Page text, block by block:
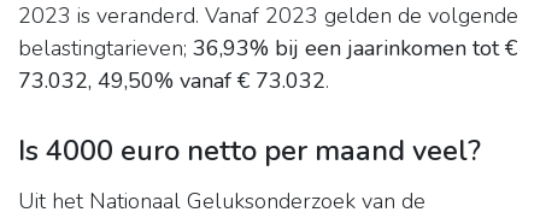
2023 is veranderd. Vanaf 2023 gelden de volgende
belastingtarieven; 36,93% bij een jaarinkomen tot €
73.032, 49,50% vanaf € 73.032.
Is 4000 euro netto per maand veel?
Uit het Nationaal Geluksonderzoek van de